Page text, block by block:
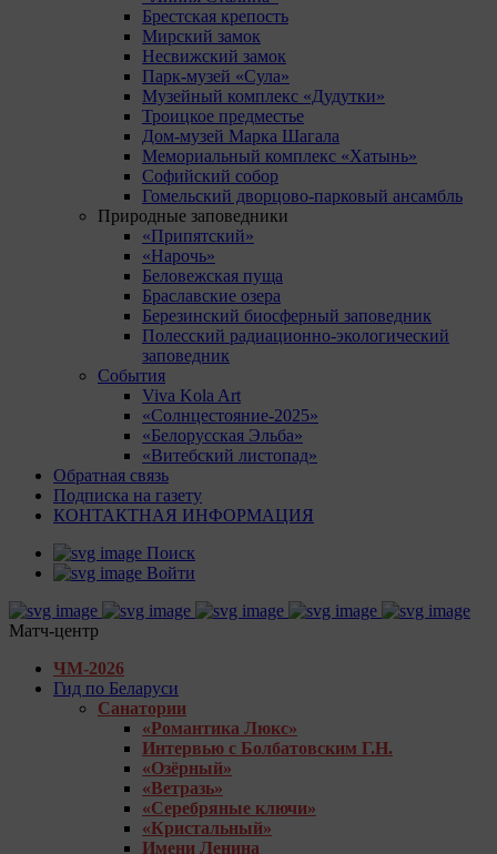
Брестская крепость
Мирский замок
Несвижский замок
Парк-музей «Сула»
Музейный комплекс «Дудутки»
Троицкое предместье
Дом-музей Марка Шагала
Мемориальный комплекс «Хатынь»
Софийский собор
Гомельский дворцово-парковый ансамбль
Природные заповедники
«Припятский»
«Нарочь»
Беловежская пуща
Браславские озера
Березинский биосферный заповедник
Полесский радиационно-экологический
заповедник
События
Viva Kola Art
«Солнцестояние-2025»
«Белорусская Эльба»
«Витебский листопад»
Обратная связь
Подписка на газету
КОНТАКТНАЯ ИНФОРМАЦИЯ
Поиск
Войти
Матч-центр
ЧМ-2026
Гид по Беларуси
Санатории
«Романтика Люкс»
Интервью с Болбатовским Г.Н.
«Озёрный»
«Ветразь»
«Серебряные ключи»
«Кристальный»
Имени Ленина